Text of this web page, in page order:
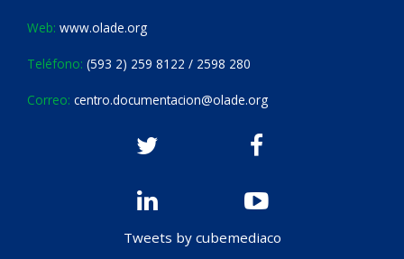
Web: www.olade.org
Teléfono: (593 2) 259 8122 / 2598 280
Correo: centro.documentacion@olade.org
Tweets by cubemediaco